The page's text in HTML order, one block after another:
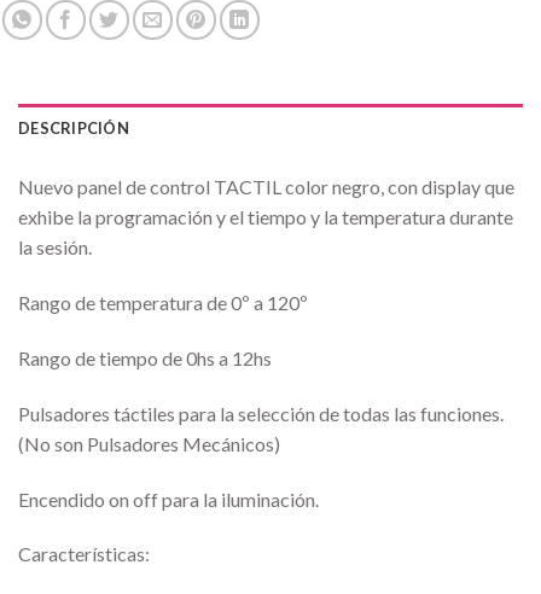
DESCRIPCIÓN
Nuevo panel de control TACTIL color negro, con display que
exhibe la programación y el tiempo y la temperatura durante
la sesión.
Rango de temperatura de 0º a 120º
Rango de tiempo de 0hs a 12hs
Pulsadores táctiles para la selección de todas las funciones.
(No son Pulsadores Mecánicos)
Encendido on off para la iluminación.
Características: